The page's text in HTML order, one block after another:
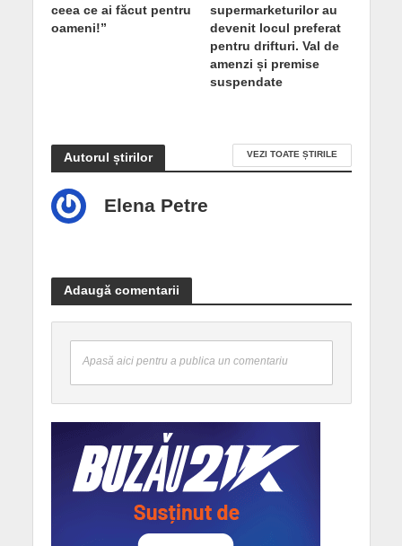
ceea ce ai făcut pentru
oameni!”
supermarketurilor au
devenit locul preferat
pentru drifturi. Val de
amenzi și premise
suspendate
Autorul știrilor VEZI TOATE ȘTIRILE
Elena Petre
Adaugă comentarii
Apasă aici pentru a publica un comentariu